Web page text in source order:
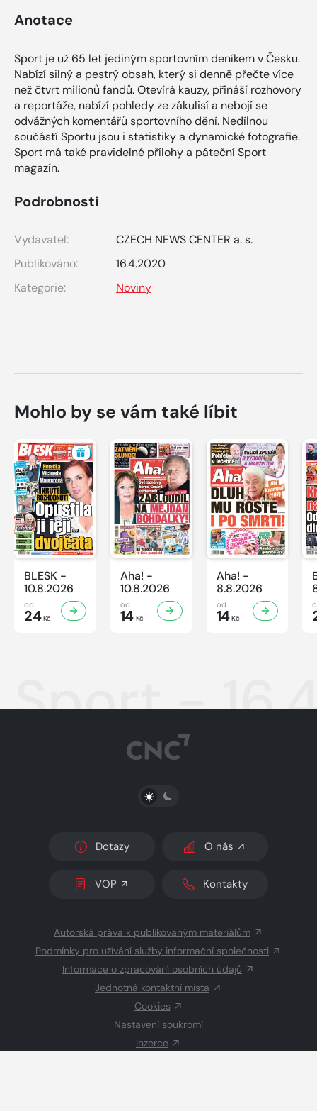
Anotace
Sport je už 65 let jediným sportovním deníkem v Česku.
Nabízí silný a pestrý obsah, který si denně přečte více
než čtvrt milionů fandů. Otevírá kauzy, přináší rozhovory
a reportáže, nabízí pohledy ze zákulisí a nebojí se
odvážných komentářů sportovního dění. Nedílnou
součástí Sportu jsou i statistiky a dynamické fotografie.
Sport má také pravidelné přílohy a páteční Sport
magazín.
Podrobnosti
Vydavatel:
CZECH NEWS CENTER a. s.
Publikováno:
16.4.2020
Kategorie:
Noviny
Mohlo by se vám také líbit
BLESK -
10.8.2026
od
24Kč
Aha! -
10.8.2026
od
14Kč
Aha! -
8.8.2026
od
14Kč
Sport -
PŘEPNOUT SVĚTLÝ/TMAVÝ REŽIM
Dotazy O nás
VOP Kontakty
Autorská práva k publikovaným materiálům
Podmínky pro užívání služby informační společnosti
Informace o zpracování osobních údajů
Jednotná kontaktní místa
Cookies
Nastavení soukromí
Inzerce